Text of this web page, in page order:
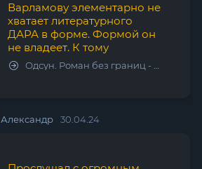
Варламову элементарно не
хватает литературного
ДАРА в форме. Формой он
не владеет. К тому
Одсун. Роман без границ - Алексей Варламов
Александр 30.04.24